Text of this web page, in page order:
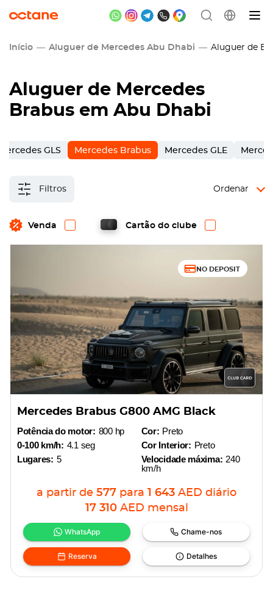
Início Aluguer de Mercedes Abu Dhabi Aluguer de
Aluguer de Mercedes
Brabus em Abu Dhabi
GLS Mercedes Brabus Mercedes GLE
Filtros
Venda Cartão do clube
Ordenar
NO DEPOSIT
Mercedes Brabus G800 AMG Black
Potência do motor: 800 hp
0-100 km/h: 4.1 seg
Lugares: 5
Cor: Preto
Cor Interior: Preto
Velocidade máxima: 240
km/h
a partir de 577 para 1 643 AED diário
17 310 AED mensal
WhatsApp Chame-nos
Reserva Detalhes